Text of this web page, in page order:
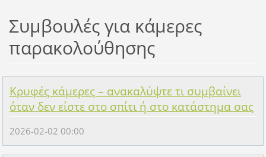
Συμβουλές για κάμερες
παρακολούθησης
Κρυφές κάμερες – ανακαλύψτε τι συμβαίνει
όταν δεν είστε στο σπίτι ή στο κατάστημα σας
2026-02-02 00:00